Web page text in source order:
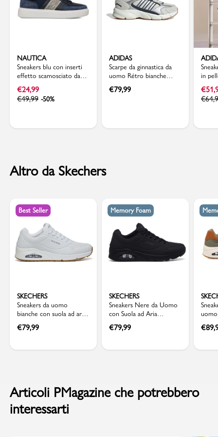
NAUTICA
Sneakers blu con inserti
effetto scamosciato da
Uomo Nautica
€24,99
€49,99 -50%
ADIDAS
Scarpe da ginnastica da
uomo Rétro bianche
grigie con dettagli blu
adidas Crazychaos 2000
€79,99
in
€
€
Altro da Skechers
Best Seller
SKECHERS
Sneakers da uomo
bianche con suola ad aria
Skechers Uno
€79,99
Memory Foam
SKECHERS
Sneakers Nere da Uomo
con Suola ad Aria
Skechers Uno
€79,99
Uno
€
Articoli PMagazine che potrebbero
interessarti